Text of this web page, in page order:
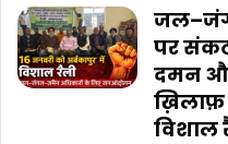
पर
दमन
ख़िलाफ़
विशाल